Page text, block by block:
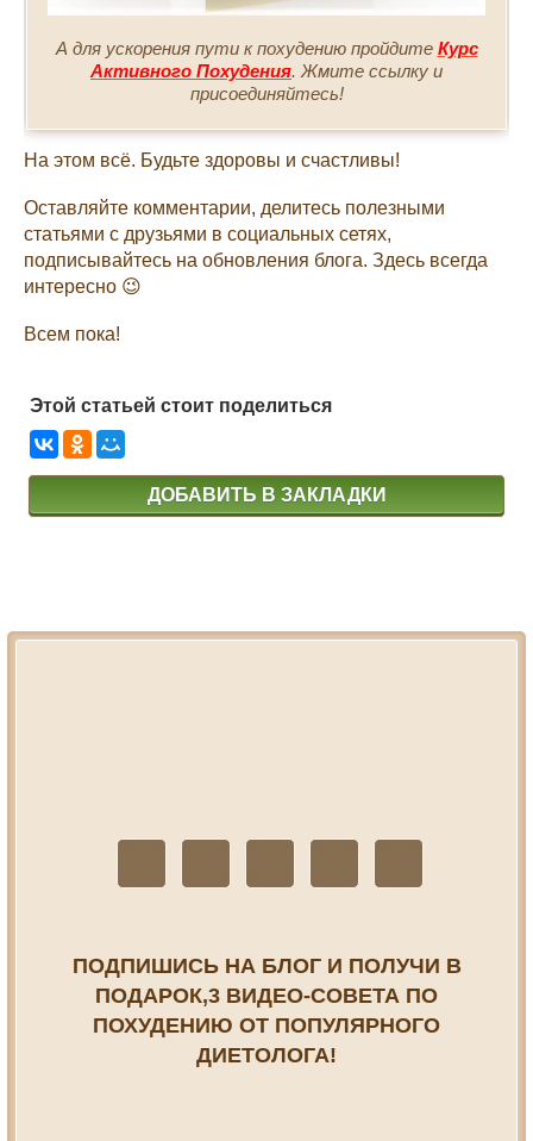
А для ускорения пути к похудению пройдите Курс
Активного Похудения. Жмите ссылку и
присоединяйтесь!
На этом всё. Будьте здоровы и счастливы!
Оставляйте комментарии, делитесь полезными
статьями с друзьями в социальных сетях,
подписывайтесь на обновления блога. Здесь всегда
интересно 😉
Всем пока!
Этой статьей стоит поделиться
ДОБАВИТЬ В ЗАКЛАДКИ
ПОДПИШИСЬ НА БЛОГ И ПОЛУЧИ В
ПОДАРОК,3 ВИДЕО-СОВЕТА ПО
ПОХУДЕНИЮ ОТ ПОПУЛЯРНОГО
ДИЕТОЛОГА!